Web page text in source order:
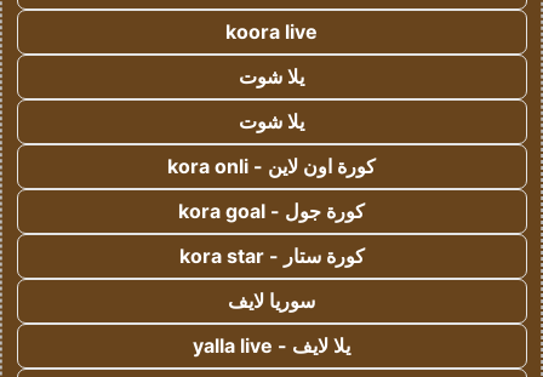
koora live
يلا شوت
يلا شوت
كورة اون لاين - kora onli
كورة جول - kora goal
كورة ستار - kora star
سوريا لايف
يلا لايف - yalla live